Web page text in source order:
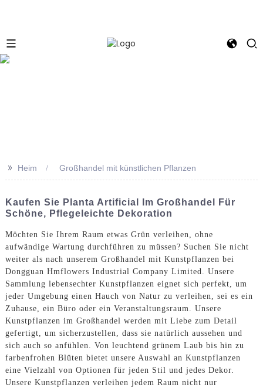
>> Heim Großhandel mit künstlichen Pflanzen
Kaufen Sie Planta Artificial Im Großhandel Für
Schöne, Pflegeleichte Dekoration
Möchten Sie Ihrem Raum etwas Grün verleihen, ohne
aufwändige Wartung durchführen zu müssen? Suchen Sie nicht
weiter als nach unserem Großhandel mit Kunstpflanzen bei
Dongguan Hmflowers Industrial Company Limited. Unsere
Sammlung lebensechter Kunstpflanzen eignet sich perfekt, um
jeder Umgebung einen Hauch von Natur zu verleihen, sei es ein
Zuhause, ein Büro oder ein Veranstaltungsraum. Unsere
Kunstpflanzen im Großhandel werden mit Liebe zum Detail
gefertigt, um sicherzustellen, dass sie natürlich aussehen und
sich auch so anfühlen. Von leuchtend grünem Laub bis hin zu
farbenfrohen Blüten bietet unsere Auswahl an Kunstpflanzen
eine Vielzahl von Optionen für jeden Stil und jedes Dekor.
Unsere Kunstpflanzen verleihen jedem Raum nicht nur